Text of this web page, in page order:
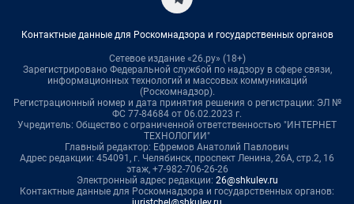
Контактные данные для Роскомнадзора и государственных органов
Сетевое издание «26.ру» (18+)
Зарегистрировано Федеральной службой по надзору в сфере связи,
информационных технологий и массовых коммуникаций
(Роскомнадзор).
Регистрационный номер и дата принятия решения о регистрации: ЭЛ №
ФС 77-84684 от 06.02.2023 г.
Учредитель: Общество с ограниченной ответственностью "ИНТЕРНЕТ
ТЕХНОЛОГИИ"
Главный редактор: Ефремов Анатолий Павлович
Адрес редакции: 454091, г. Челябинск, проспект Ленина, 26А, стр.2, 16
этаж, +7-982-706-26-26
Электронный адрес редакции: 26@shkulev.ru
Контактные данные для Роскомнадзора и государственных органов: